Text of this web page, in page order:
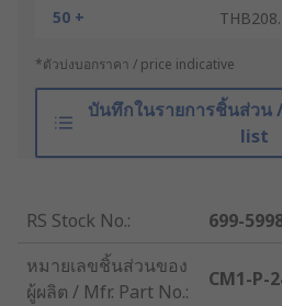
50 +
*ตัวบ่งบอกราคา / price indicative
บันทึกในรายการชิ้นส่วน
list
RS Stock No.:
699-
หมายเลขชิ้นส่วนของ
ผู้ผลิต / Mfr. Part No.:
CM1-P-